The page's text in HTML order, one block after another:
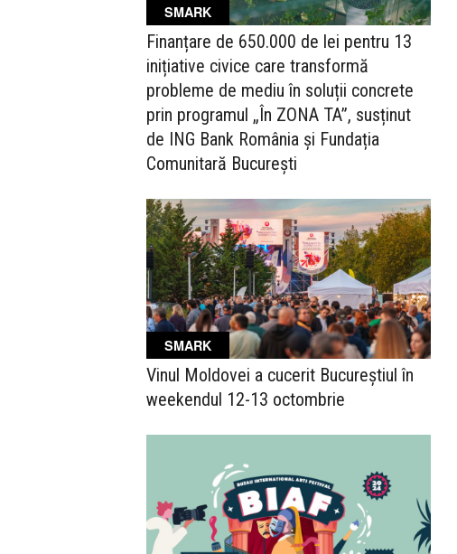
SMARK
Finanțare de 650.000 de lei pentru 13
inițiative civice care transformă
probleme de mediu în soluții concrete
prin programul „În ZONA TA”, susținut
de ING Bank România și Fundația
Comunitară București
SMARK
Vinul Moldovei a cucerit Bucureștiul în
weekendul 12-13 octombrie